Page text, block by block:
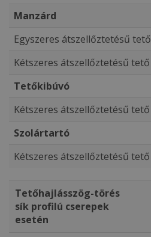
Manzárd
Egyszeres átszellőztetésű tető
Kétszeres átszellőztetésű tető
Tetőkibúvó
Kétszeres átszellőztetésű tető
Szolártartó
Kétszeres átszellőztetésű tető
Tetőhajlásszög-törés
sík profilú cserepek
esetén